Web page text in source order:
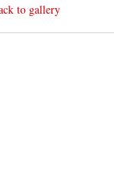
to gallery